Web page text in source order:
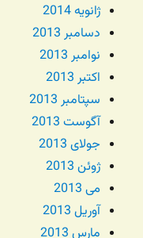
ژانویه 2014
دسامبر 2013
نوامبر 2013
اکتبر 2013
سپتامبر 2013
آگوست 2013
جولای 2013
ژوئن 2013
می 2013
آوریل 2013
مارس 2013